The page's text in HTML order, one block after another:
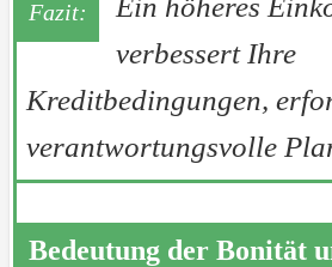
verbessert Ihre
Kreditbedingungen,
verantwortungsvolle
Bedeutung der Bonität